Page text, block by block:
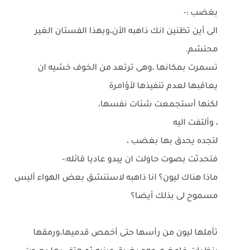
بغضب :-
الى أين تظنين انك ذاهبه الأن،وبهذا الفستان الغير
محتشم.
تسمرت بمكانها ،وهى ترتعد من الخوف خشيه ان
يعاقبها لعدم تنفيذها لأؤامرة
لكنها أستجمعت شتات نفسها،
، وألتفت اليه
لتجده يحدق بها بغضب ،
فتحدثت بصوت حاولت ان يبدو عاديا قائله:-
ماذا هناك ليون؟ انا ذاهبه لاستنشق بعض الهواء أليس
مسموح لى بذلك أيضا؟
تأملها ليون من رأسها حتى أخمص قدميها،ورمقها